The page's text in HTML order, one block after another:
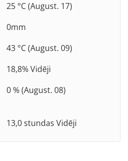
25 °C (August. 17)
0mm
43 °C (August. 09)
18,8% Vidēji
0 % (August. 08)
13,0 stundas Vidēji